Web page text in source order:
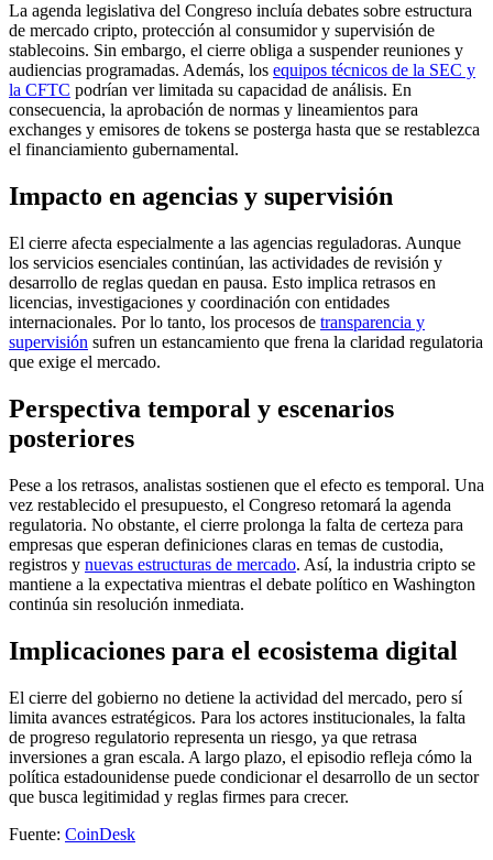
La agenda legislativa del Congreso incluía debates sobre estructura
de mercado cripto, protección al consumidor y supervisión de
stablecoins. Sin embargo, el cierre obliga a suspender reuniones y
audiencias programadas. Además, los equipos técnicos de la SEC y
la CFTC podrían ver limitada su capacidad de análisis. En
consecuencia, la aprobación de normas y lineamientos para
exchanges y emisores de tokens se posterga hasta que se restablezca
el financiamiento gubernamental.
Impacto en agencias y supervisión
El cierre afecta especialmente a las agencias reguladoras. Aunque
los servicios esenciales continúan, las actividades de revisión y
desarrollo de reglas quedan en pausa. Esto implica retrasos en
licencias, investigaciones y coordinación con entidades
internacionales. Por lo tanto, los procesos de transparencia y
supervisión sufren un estancamiento que frena la claridad regulatoria
que exige el mercado.
Perspectiva temporal y escenarios
posteriores
Pese a los retrasos, analistas sostienen que el efecto es temporal. Una
vez restablecido el presupuesto, el Congreso retomará la agenda
regulatoria. No obstante, el cierre prolonga la falta de certeza para
empresas que esperan definiciones claras en temas de custodia,
registros y nuevas estructuras de mercado. Así, la industria cripto se
mantiene a la expectativa mientras el debate político en Washington
continúa sin resolución inmediata.
Implicaciones para el ecosistema digital
El cierre del gobierno no detiene la actividad del mercado, pero sí
limita avances estratégicos. Para los actores institucionales, la falta
de progreso regulatorio representa un riesgo, ya que retrasa
inversiones a gran escala. A largo plazo, el episodio refleja cómo la
política estadounidense puede condicionar el desarrollo de un sector
que busca legitimidad y reglas firmes para crecer.
Fuente: CoinDesk